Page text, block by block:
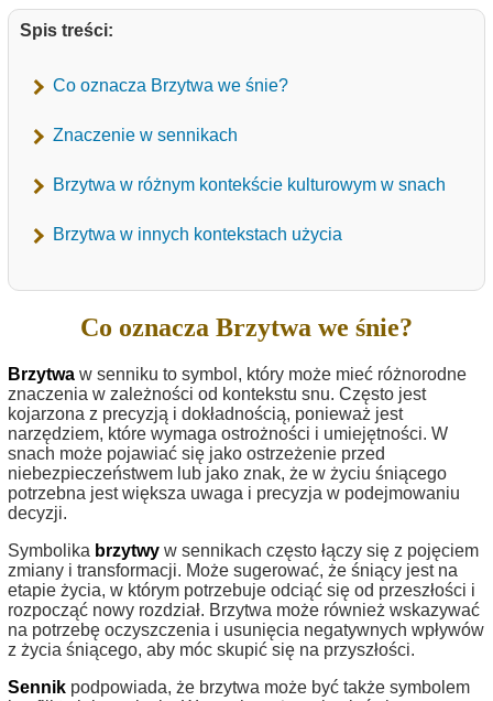
Spis treści:
Co oznacza Brzytwa we śnie?
Znaczenie w sennikach
Brzytwa w różnym kontekście kulturowym w snach
Brzytwa w innych kontekstach użycia
Co oznacza Brzytwa we śnie?
Brzytwa w senniku to symbol, który może mieć różnorodne
znaczenia w zależności od kontekstu snu. Często jest
kojarzona z precyzją i dokładnością, ponieważ jest
narzędziem, które wymaga ostrożności i umiejętności. W
snach może pojawiać się jako ostrzeżenie przed
niebezpieczeństwem lub jako znak, że w życiu śniącego
potrzebna jest większa uwaga i precyzja w podejmowaniu
decyzji.
Symbolika brzytwy w sennikach często łączy się z pojęciem
zmiany i transformacji. Może sugerować, że śniący jest na
etapie życia, w którym potrzebuje odciąć się od przeszłości i
rozpocząć nowy rozdział. Brzytwa może również wskazywać
na potrzebę oczyszczenia i usunięcia negatywnych wpływów
z życia śniącego, aby móc skupić się na przyszłości.
Sennik podpowiada, że brzytwa może być także symbolem